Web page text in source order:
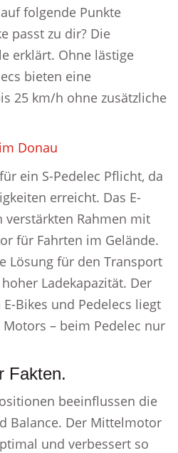
folgende Punkte
passt zu dir? Die
erklärt. Ohne lästige
bieten eine
25 km/h ohne zusätzliche
Donau
ein S-Pedelec Pflicht, da
erreicht. Das E-
verstärkten Rahmen mit
für Fahrten im Gelände.
Lösung für den Transport
Ladekapazität. Der
Bikes und Pedelecs liegt
– beim Pedelec nur
Fakten.
beeinflussen die
Balance. Der Mittelmotor
und verbessert so